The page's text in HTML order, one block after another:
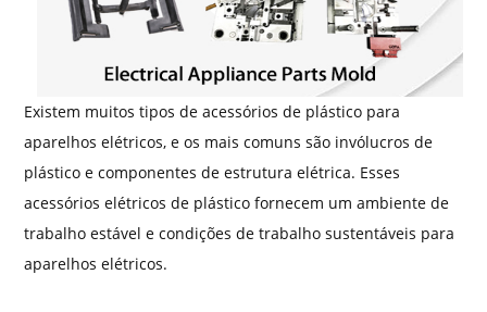
Existem muitos tipos de acessórios de plástico para
aparelhos elétricos, e os mais comuns são invólucros de
plástico e componentes de estrutura elétrica. Esses
acessórios elétricos de plástico fornecem um ambiente de
trabalho estável e condições de trabalho sustentáveis ​​para
aparelhos elétricos.